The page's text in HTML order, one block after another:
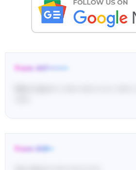
From: 447••••••••
From: 628••